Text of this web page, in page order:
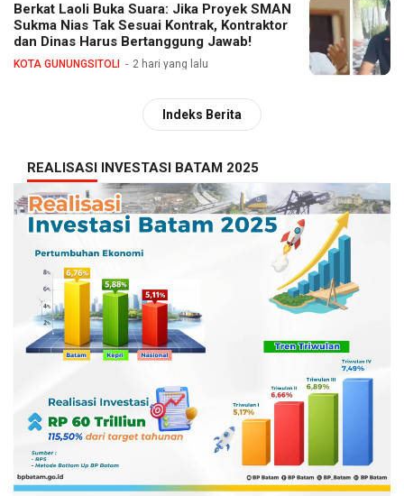
Berkat Laoli Buka Suara: Jika Proyek SMAN
Sukma Nias Tak Sesuai Kontrak, Kontraktor
dan Dinas Harus Bertanggung Jawab!
KOTA GUNUNGSITOLI 2 hari yang lalu
Indeks Berita
REALISASI INVESTASI BATAM 2025